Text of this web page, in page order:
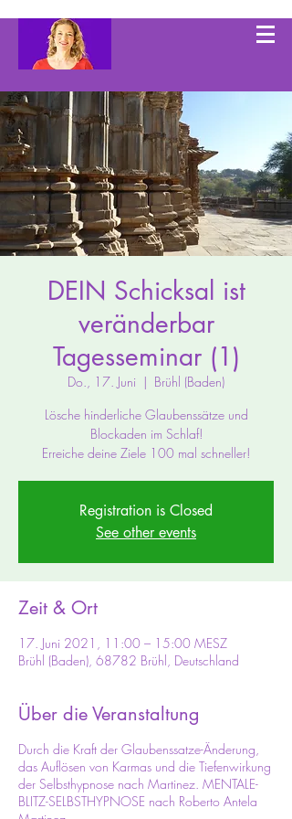
DEIN Schicksal ist
veränderbar
Tagesseminar (1)
Do., 17. Juni
  |
Brühl (Baden)
Lösche hinderliche Glaubenssätze und
Blockaden im Schlaf!
Erreiche deine Ziele 100 mal schneller!
Registration is Closed
See other events
Zeit & Ort
17. Juni 2021, 11:00 – 15:00 MESZ
Brühl (Baden), 68782 Brühl, Deutschland
Über die Veranstaltung
Durch die Kraft der Glaubenssatze-Änderung,
das Auflösen von Karmas und die Tiefenwirkung
der Selbsthypnose nach Martinez. MENTALE-
BLITZ-SELBSTHYPNOSE nach Roberto Antela